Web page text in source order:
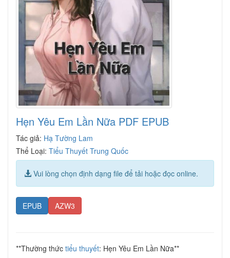
Hẹn Yêu Em Lần Nữa PDF EPUB
Tác giả: Hạ Tường Lam
Thể Loại: Tiểu Thuyết Trung Quốc
Vui lòng chọn định dạng file để tải hoặc đọc online.
EPUB AZW3
**Thường thức tiểu thuyết: Hẹn Yêu Em Lần Nữa**